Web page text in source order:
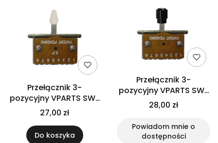
Przełącznik 3-
pozycyjny VPARTS SW-
113 (WH)
27,00 zł
Do koszyka
Przełącznik 3-
pozycyjny VPARTS SW-
113T (BK)
28,00 zł
Powiadom mnie o
dostępności